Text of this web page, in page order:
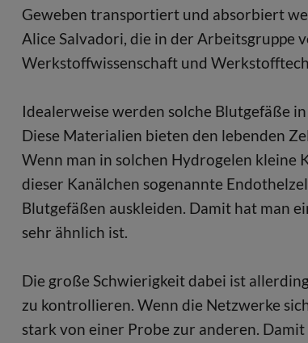
Geweben transportiert und absorbiert
Alice Salvadori, die in der Arbeitsgruppe
Werkstoffwissenschaft und
Idealerweise werden solche Blutgefäße
Diese Materialien bieten den lebenden
Wenn man in solchen Hydrogelen kleine
dieser Kanälchen sogenannte
Blutgefäßen auskleiden. Damit hat man
sehr ähnlich ist.
Die große Schwierigkeit dabei ist
zu kontrollieren. Wenn die Netzwerke
stark von einer Probe zur anderen.